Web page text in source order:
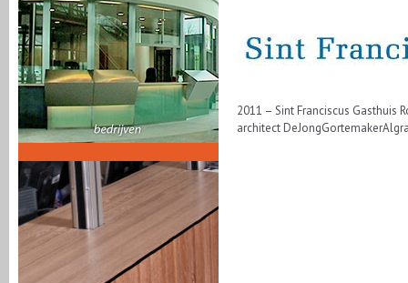
2011 – Sint Franciscus Gasthuis
architect